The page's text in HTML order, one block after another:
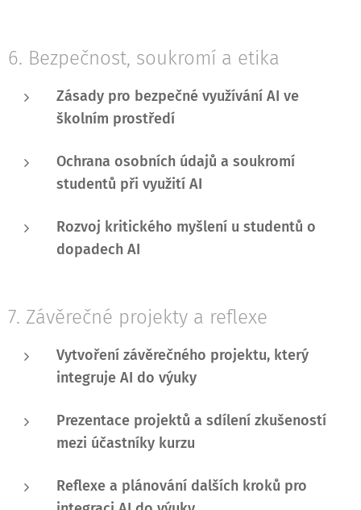
6. Bezpečnost, soukromí a etika
Zásady pro bezpečné využívání AI ve
školním prostředí
Ochrana osobních údajů a soukromí
studentů při využití AI
Rozvoj kritického myšlení u studentů o
dopadech AI
7. Závěrečné projekty a reflexe
Vytvoření závěrečného projektu, který
integruje AI do výuky
Prezentace projektů a sdílení zkušeností
mezi účastníky kurzu
Reflexe a plánování dalších kroků pro